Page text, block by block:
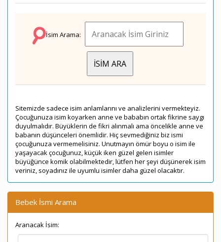
İsim Arama:
Sitemizde sadece isim anlamlarını ve analizlerini vermekteyiz.
Çocuğunuza isim koyarken anne ve bababın ortak fikrine saygı
duyulmalıdır. Büyüklerin de fikri alınmalı ama öncelikle anne ve
babanın düşünceleri önemlidir. Hiç sevmediğiniz biz ismi
çocuğunuza vermemelisiniz. Unutmayın ömür boyu o isim ile
yaşayacak çocuğunuz, küçük iken güzel gelen isimler
büyüğünce komik olabilmektedir, lütfen her şeyi düşünerek isim
veriniz, soyadınız ile uyumlu isimler daha güzel olacaktır.
Bebek İsmi Arama
Aranacak İsim: